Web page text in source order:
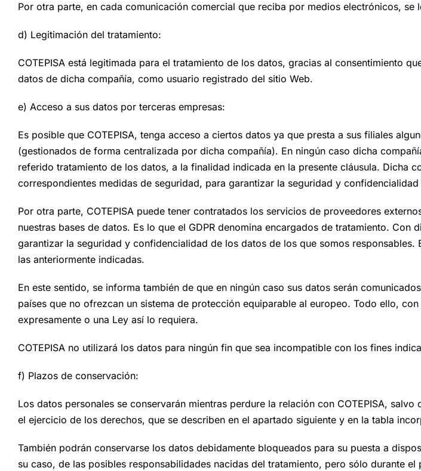
Por otra parte, en cada comunicación comercial que reciba por medios electrónicos,
d) Legitimación del tratamiento:
COTEPISA está legitimada para el tratamiento de los datos, gracias al consentimiento
datos de dicha compañía, como usuario registrado del sitio Web.
e) Acceso a sus datos por terceras empresas:
Es posible que COTEPISA, tenga acceso a ciertos datos ya que presta a sus filiales
(gestionados de forma centralizada por dicha compañía). En ningún caso dicha
referido tratamiento de los datos, a la finalidad indicada en la presente cláusula. Dicha
correspondientes medidas de seguridad, para garantizar la seguridad y
Por otra parte, COTEPISA puede tener contratados los servicios de proveedores
nuestras bases de datos. Es lo que el GDPR denomina encargados de tratamiento.
garantizar la seguridad y confidencialidad de los datos de los que somos
las anteriormente indicadas.
En este sentido, se informa también de que en ningún caso sus datos serán
países que no ofrezcan un sistema de protección equiparable al europeo. Todo ello,
expresamente o una Ley así lo requiera.
COTEPISA no utilizará los datos para ningún fin que sea incompatible con los fines
f) Plazos de conservación:
Los datos personales se conservarán mientras perdure la relación con COTEPISA,
el ejercicio de los derechos, que se describen en el apartado siguiente y en la tabla
También podrán conservarse los datos debidamente bloqueados para su puesta a
su caso, de las posibles responsabilidades nacidas del tratamiento, pero sólo durante